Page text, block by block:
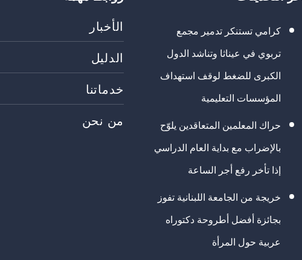
كرامي تستنكر تدمير مجمع
تربوي في عيناثا وتناشد الدول
الكبرى للضغط لوقف استهداف
المؤسسات التعليمية
حراك المعلمين المتعاقدين يلوّح
بالإضراب مع بداية العام الدراسي
إذا تأخر رفع أجر الساعة
خريجة من الجامعة اللبنانية تفوز
بجائزة أفضل أطروحة دكتوراه
عربية حول المرأة
الأخبار
الدليل
خدماتنا
من نحن